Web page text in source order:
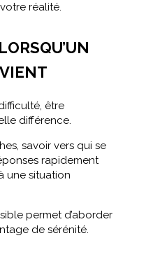
réalité.
être
différence.
savoir vers qui se
rapidement
une situation
permet d’aborder
de sérénité.